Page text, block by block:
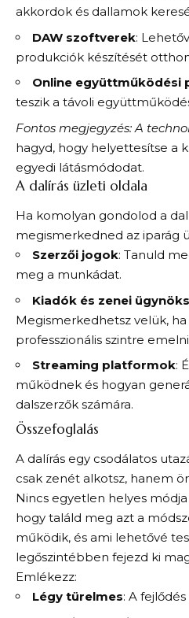
akkordok és dallamok
DAW szoftverek:
produkciók készítését
Online együttműködési
teszik a távoli
Fontos megjegyzés: A
hagyd, hogy helyettesítse a
egyedi látásmódodat.
A dalírás üzleti oldala
Ha komolyan gondolod a
megismerkedned az iparág
Szerzői jogok: Tanuld
meg a munkádat.
Kiadók és zenei
Megismerkedhetsz velük,
professzionális szintre
Streaming platformok:
működnek és hogyan
dalszerzők számára.
Összefoglalás
A dalírás egy csodálatos
csak zenét alkotsz, hanem
Nincs egyetlen helyes
hogy találd meg azt a
működik, és ami lehetővé
legőszintébben fejezd ki
Emlékezz:
Légy türelmes: A